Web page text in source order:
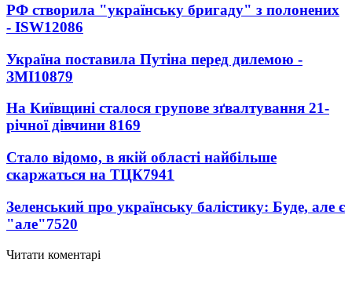
РФ створила "українську бригаду" з полонених
- ISW12086
Україна поставила Путіна перед дилемою -
ЗМІ10879
На Київщині сталося групове зґвалтування 21-
річної дівчини 8169
Стало відомо, в якій області найбільше
скаржаться на ТЦК7941
Зеленський про українську балістику: Буде, але є
"але"7520
Читати коментарі